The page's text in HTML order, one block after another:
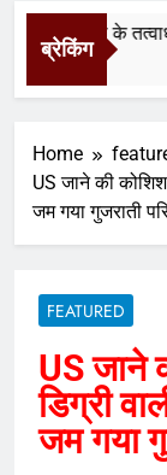
ब्रेकिंग
न्यास के तत्वाधान
Ago
Home
US जाने की कोशिश
जम गया गुजराती
FEATURED
US जाने
डिग्री
जम गया